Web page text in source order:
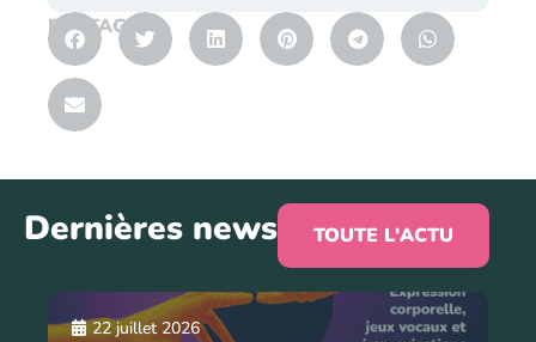
PARTAGER
Dernières news TOUTE L'ACTU
22 juillet 2026